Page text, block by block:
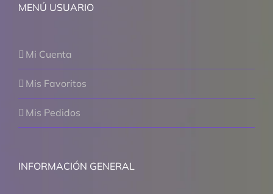
MENÚ USUARIO
Mi Cuenta
Mis Favoritos
Mis Pedidos
INFORMACIÓN GENERAL